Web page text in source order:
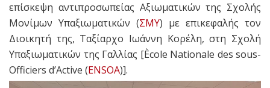
επίσκεψη αντιπροσωπείας Αξιωματικών της Σχολής
Μονίμων Υπαξιωματικών (ΣΜΥ) με επικεφαλής τον
Διοικητή της, Ταξίαρχο Ιωάννη Κορέλη, στη Σχολή
Υπαξιωματικών της Γαλλίας [Ècole Nationale des sous-
Officiers d’Active (ENSOA)].